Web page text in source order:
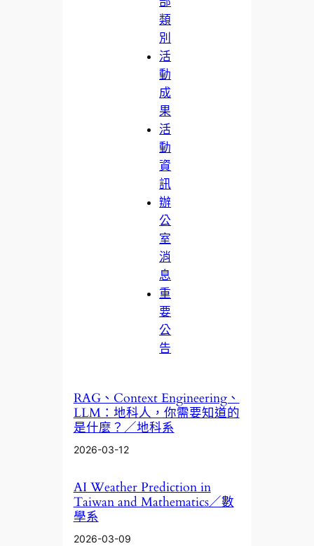
類
別
活
動
成
果
活
動
資
訊
辦
公
室
消
息
重
要
公
告
RAG、Context Engineering、
LLM：地科人，你需要知道的
是什麼？／地科系
2026-03-12
AI Weather Prediction in
Taiwan and Mathematics／數
學系
2026-03-09